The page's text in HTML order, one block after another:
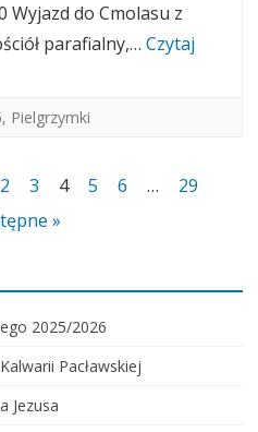
Wyjazd do Cmolasu z
parafialny,… Czytaj
, Pielgrzymki
2 3 4 5 6 …
29
»
2025/2026
Pacławskiej
Jezusa